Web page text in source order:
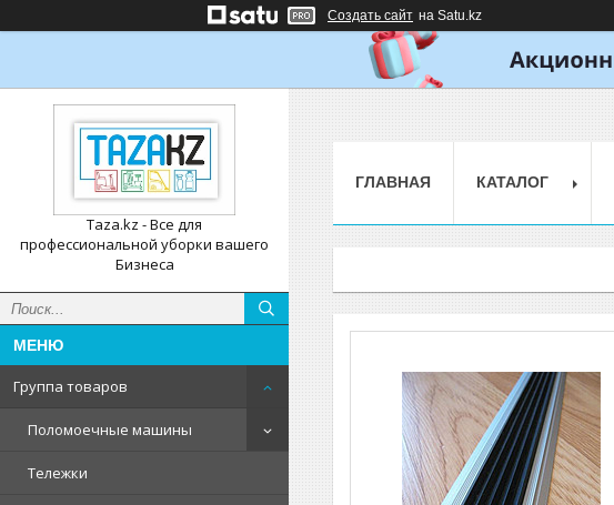
Создать сайт на Satu.kz
Taza.kz - Все для
профессиональной уборки вашего
Бизнеса
Группа товаров
Поломоечные машины
Тележки
ГЛАВНАЯ КАТАЛОГ